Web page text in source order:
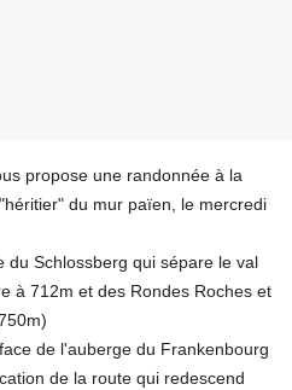
propose une randonnée à la
du mur païen, le mercredi
du Schlossberg qui sépare le val
à 712m et des Rondes Roches et
de l'auberge du Frankenbourg
de la route qui redescend